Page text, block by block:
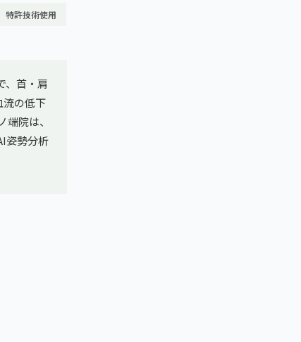
特許技術使用
、首・肩
流の低下
院は、
姿勢分析